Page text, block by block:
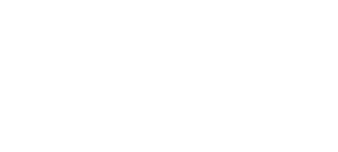
ENTORNOS EXTREMOS
MODULAR